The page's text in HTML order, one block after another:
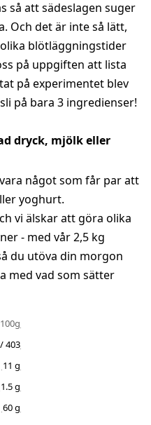
så att sädeslagen suger
Och det är inte så lätt,
blötläggningstider
på uppgiften att lista
på experimentet blev
på bara 3 ingredienser!
dryck, mjölk eller
något som får par att
yoghurt.
vi älskar att göra olika
- med vår 2,5 kg
du utöva din morgon
med vad som sätter
403
11 g
1.5 g
60 g